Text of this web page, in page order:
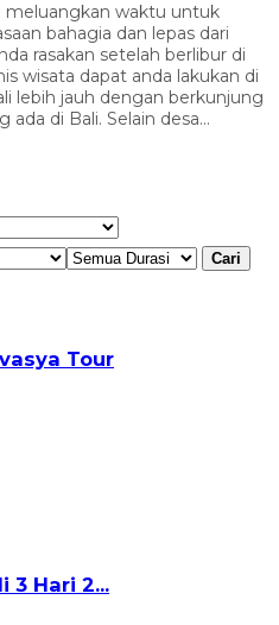
meluangkan waktu untuk
bahagia dan lepas dari
rasakan setelah berlibur di
wisata dapat anda lakukan di
lebih jauh dengan berkunjung
ada di Bali. Selain desa...
Cari
Tour
3 Hari 2...